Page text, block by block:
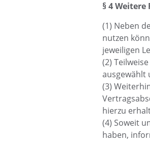
§ 4
(1) Neben
nutzen
jeweiligen
(2)
ausgewählt
(3)
hierzu
(4) Soweit
haben,